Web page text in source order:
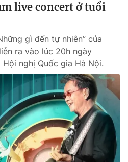
lai
live concert ở tuổi
gì đến tự nhiên” của
ra vào lúc 20h ngày
nghị Quốc gia Hà Nội.